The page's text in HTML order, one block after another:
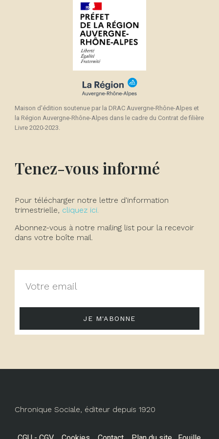
Maison d'édition soutenue par la DRAC Auvergne-Rhône-Alpes et
la Région Auvergne-Rhône-Alpes dans le cadre du Contrat de filière
Livre 2020-2023.
Tenez-vous informé
Pour télécharger notre lettre d'information
trimestrielle, cliquez ici.
Abonnez-vous à notre mailing list pour la recevoir
dans votre boîte mail.
JE M'ABONNE
Chronique Sociale, éditeur depuis 1920